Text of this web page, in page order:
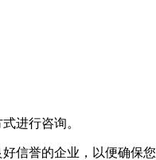
进行咨询。
信誉的企业，以便确保